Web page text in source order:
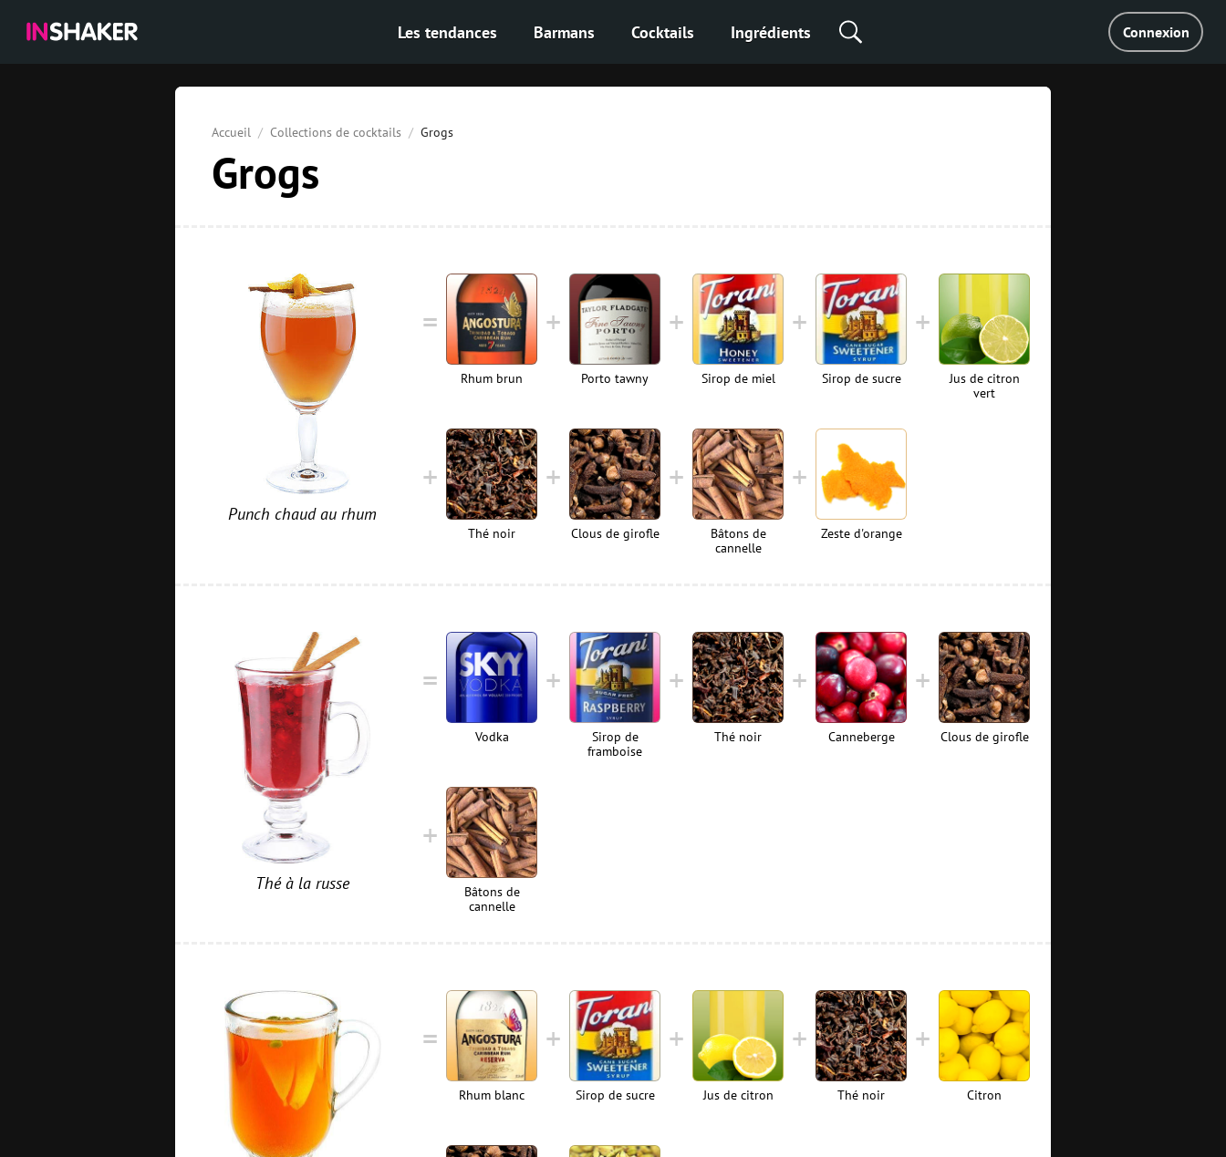
Les tendances Barmans Cocktails Ingrédients Connexion
Accueil Collections de cocktails Grogs
Grogs
Punch chaud au rhum
Rhum brun Porto tawny Sirop de miel Sirop de sucre
Jus de citron
vert
Thé noir Clous de girofle
Bâtons de
cannelle
Zeste d'orange
Thé à la russe
Vodka
Sirop de
framboise
Thé noir Canneberge Clous de girofle
Bâtons de
cannelle
Rhum blanc Sirop de sucre Jus de citron Thé noir Citron